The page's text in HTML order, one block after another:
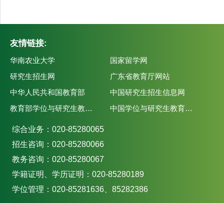
友情链接:
华南农业大学
国家留学网
研究生招生网
广东省教育厅网站
中华人民共和国教育部
中国研究生招生信息网
教育部学位与研究生教育发展中心
中国学位与研究生教育学会
综合业务：020-85280065
招生咨询：020-85280066
教务咨询：020-85280067
学籍证明、学历证明：020-85280189
学位管理：020-85281636、85282386